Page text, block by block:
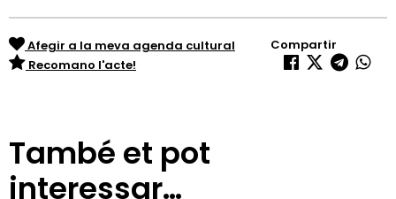
Afegir a la meva agenda cultural
Recomano l'acte!
Compartir
També et pot
interessar…